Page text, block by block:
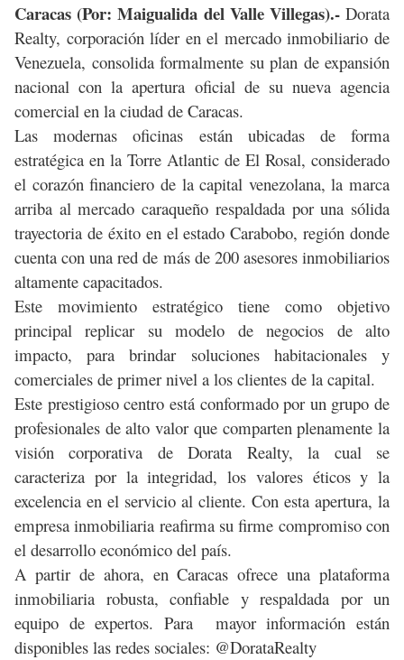
Caracas (Por: Maigualida del Valle Villegas).- Dorata
Realty, corporación líder en el mercado inmobiliario de
Venezuela, consolida formalmente su plan de expansión
nacional con la apertura oficial de su nueva agencia
comercial en la ciudad de Caracas.
Las modernas oficinas están ubicadas de forma
estratégica en la Torre Atlantic de El Rosal, considerado
el corazón financiero de la capital venezolana, la marca
arriba al mercado caraqueño respaldada por una sólida
trayectoria de éxito en el estado Carabobo, región donde
cuenta con una red de más de 200 asesores inmobiliarios
altamente capacitados.
Este movimiento estratégico tiene como objetivo
principal replicar su modelo de negocios de alto
impacto, para brindar soluciones habitacionales y
comerciales de primer nivel a los clientes de la capital.
Este prestigioso centro está conformado por un grupo de
profesionales de alto valor que comparten plenamente la
visión corporativa de Dorata Realty, la cual se
caracteriza por la integridad, los valores éticos y la
excelencia en el servicio al cliente. Con esta apertura, la
empresa inmobiliaria reafirma su firme compromiso con
el desarrollo económico del país.
A partir de ahora, en Caracas ofrece una plataforma
inmobiliaria robusta, confiable y respaldada por un
equipo de expertos. Para mayor información están
disponibles las redes sociales: @DorataRealty